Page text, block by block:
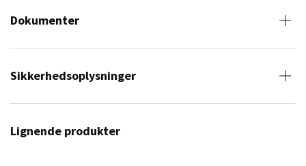
Dokumenter
Sikkerhedsoplysninger
Lignende produkter